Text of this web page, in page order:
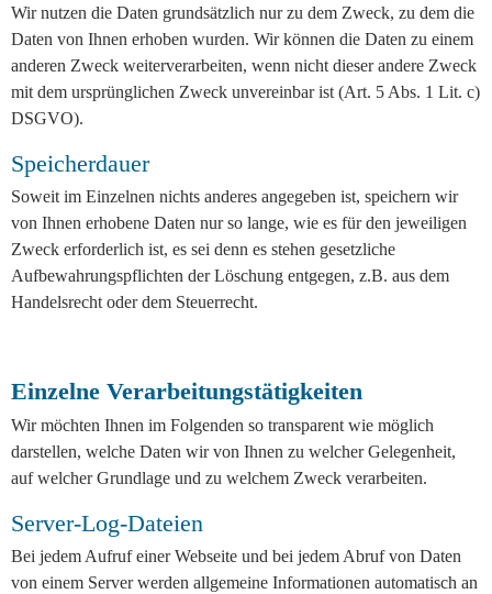
Wir nutzen die Daten grundsätzlich nur zu dem Zweck, zu dem die
Daten von Ihnen erhoben wurden. Wir können die Daten zu einem
anderen Zweck weiterverarbeiten, wenn nicht dieser andere Zweck
mit dem ursprünglichen Zweck unvereinbar ist (Art. 5 Abs. 1 Lit. c)
DSGVO).
Speicherdauer
Soweit im Einzelnen nichts anderes angegeben ist, speichern wir
von Ihnen erhobene Daten nur so lange, wie es für den jeweiligen
Zweck erforderlich ist, es sei denn es stehen gesetzliche
Aufbewahrungspflichten der Löschung entgegen, z.B. aus dem
Handelsrecht oder dem Steuerrecht.
Einzelne Verarbeitungstätigkeiten
Wir möchten Ihnen im Folgenden so transparent wie möglich
darstellen, welche Daten wir von Ihnen zu welcher Gelegenheit,
auf welcher Grundlage und zu welchem Zweck verarbeiten.
Server-Log-Dateien
Bei jedem Aufruf einer Webseite und bei jedem Abruf von Daten
von einem Server werden allgemeine Informationen automatisch an